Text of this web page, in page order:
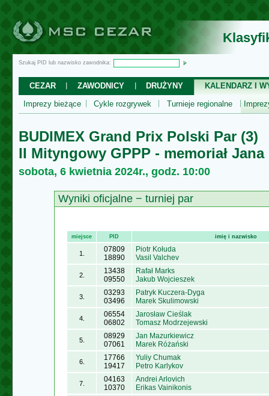
Szukaj PID lub nazwisko zawodnika:
CEZAR ZAWODNICY DRUŻYNY
KALENDARZ I
Imprezy bieżące
Cykle rozgrywek Turnieje regionalne
BUDIMEX Grand Prix Polski Par (3)
II Mityngowy GPPP - memoriał
sobota, 6 kwietnia 2024r., godz. 10:00
Wyniki oficjalne − turniej par
miejsce PID imię i nazwisko
1.
07809
18890
Piotr Kołuda
Vasil Valchev
2.
13438
09550
Rafał Marks
Jakub Wojcieszek
3.
03293
03496
Patryk Kuczera-Dyga
Marek Skulimowski
4.
06554
06802
Jarosław Cieślak
Tomasz Modrzejewski
5.
08929
07061
Jan Mazurkiewicz
Marek Różański
6.
17766
19417
Yuliy Chumak
Petro Karlykov
7.
04163
10370
Andrei Arlovich
Erikas Vainikonis